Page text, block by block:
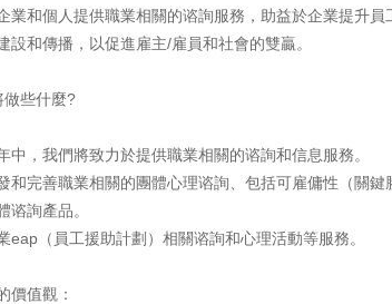
業和個人提供職業相關的谘詢服務，助益於企業提升
設和傳播，以促進雇主/雇員和社會的雙贏。
做些什麼?
中，我們將致力於提供職業相關的谘詢和信息服務。
和完善職業相關的團體心理谘詢、包括可雇傭性（關
谘詢產品。
eap（員工援助計劃）相關谘詢和心理活動等服務。
價值觀：